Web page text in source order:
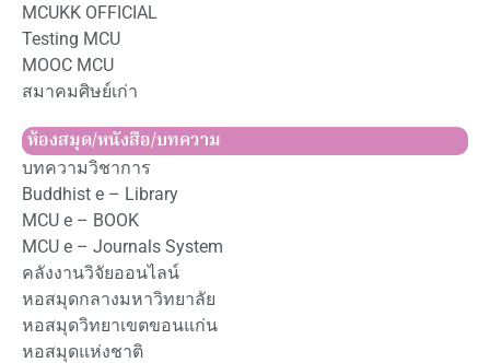
MCUKK OFFICIAL
Testing MCU
MOOC MCU
สมาคมศิษย์เก่า
ห้องสมุด/หนังสือ/บทความ
บทความวิชาการ
Buddhist e – Library
MCU e – BOOK
MCU e – Journals System
คลังงานวิจัยออนไลน์
หอสมุดกลางมหาวิทยาลัย
หอสมุดวิทยาเขตขอนแก่น
หอสมุดแห่งชาติ